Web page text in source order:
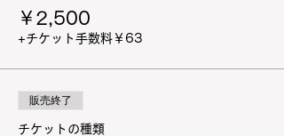
￥2,500
+チケット手数料￥63
販売終了
チケットの種類